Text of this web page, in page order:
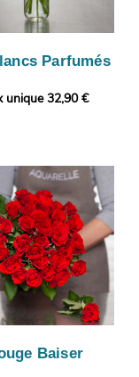
Parfumés
unique 32,90 €
Baiser